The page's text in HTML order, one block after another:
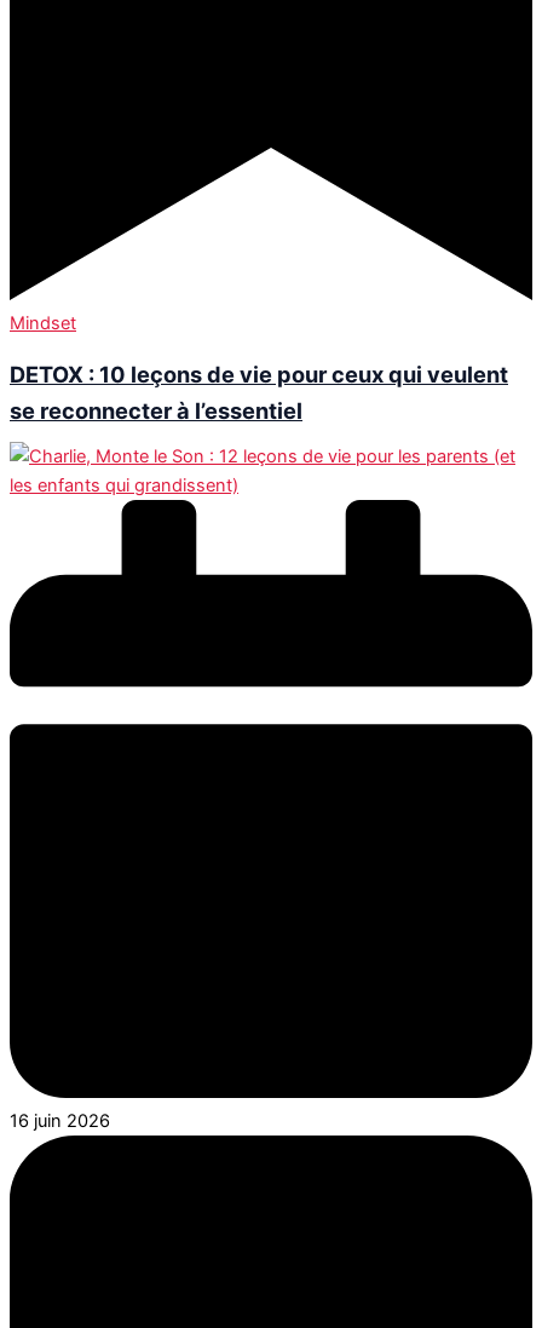
Mindset
DETOX : 10 leçons de vie pour ceux qui veulent
se reconnecter à l’essentiel
16 juin 2026